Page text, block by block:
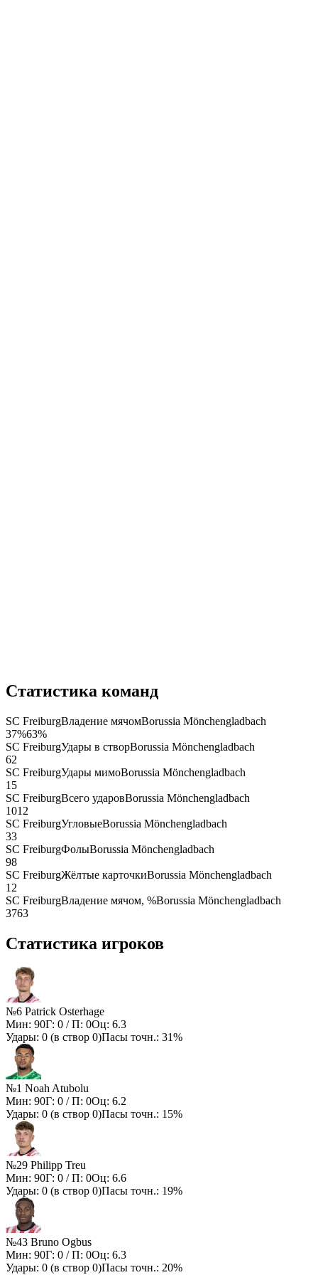
Статистика команд
SC FreiburgВладение мячомBorussia Mönchengladbach
37%63%
SC FreiburgУдары в створBorussia Mönchengladbach
62
SC FreiburgУдары мимоBorussia Mönchengladbach
1 5
SC FreiburgВсего ударовBorussia Mönchengladbach
1012
SC FreiburgУгловыеBorussia Mönchengladbach
33
SC FreiburgФолыBorussia Mönchengladbach
98
SC FreiburgЖёлтые карточкиBorussia Mönchengladbach
1 2
SC FreiburgВладение мячом, %Borussia Mönchengladbach
3763
Статистика игроков
№6 Patrick Osterhage
Мин: 90Г: 0 / П: 0Оц: 6.3
Удары: 0 (в створ 0)Пасы точн.: 31%
№1 Noah Atubolu
Мин: 90Г: 0 / П: 0Оц: 6.2
Удары: 0 (в створ 0)Пасы точн.: 15%
№29 Philipp Treu
Мин: 90Г: 0 / П: 0Оц: 6.6
Удары: 0 (в створ 0)Пасы точн.: 19%
№43 Bruno Ogbus
Мин: 90Г: 0 / П: 0Оц: 6.3
Удары: 0 (в створ 0)Пасы точн.: 20%